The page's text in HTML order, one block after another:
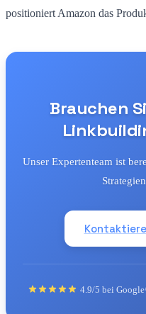
positioniert Amazon das
Brauchen
Unser Expertenteam ist
4.9/5 bei Google